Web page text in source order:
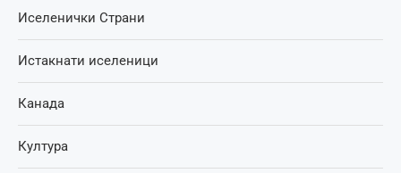
Иселенички Страни
Истакнати иселеници
Канада
Култура